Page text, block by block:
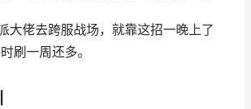
大佬去跨服战场，就靠这招一晚上了
刷一周还多。